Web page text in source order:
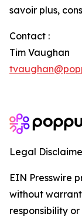
savoir plus,
Contact :
Tim Vaughan
Legal
EIN Presswire
without
responsibility